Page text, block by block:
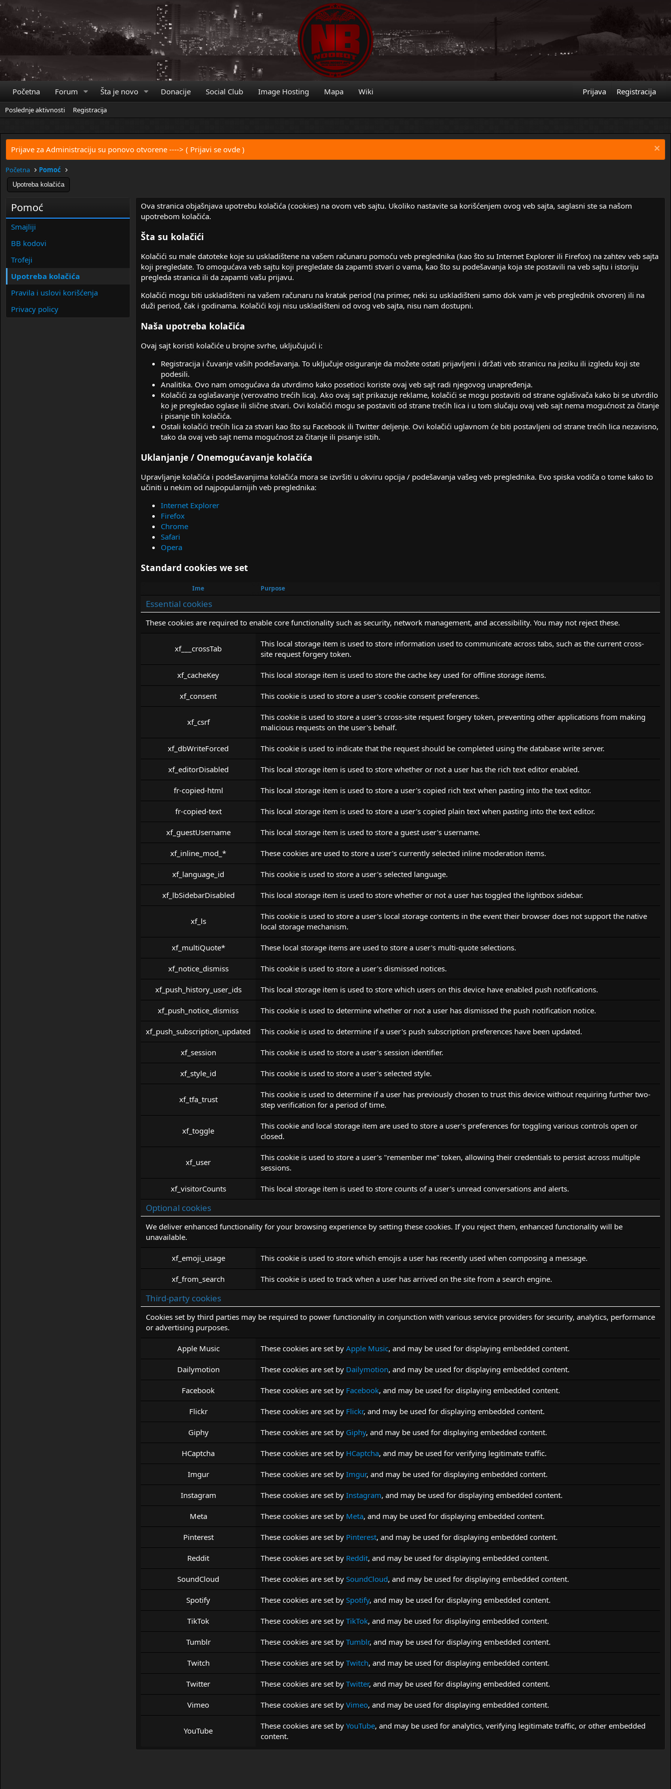
Početna Forum Šta je novo Donacije Social Club Image Hosting Mapa Wiki Prijava Registracija
Poslednje aktivnosti Registracija
Prijave za Administraciju su ponovo otvorene ----> ( Prijavi se ovde )
Početna Pomoć
Upotreba kolačića
Pomoć
Smajliji
BB kodovi
Trofeji
Upotreba kolačića
Pravila i uslovi korišćenja
Privacy policy
Ova stranica objašnjava upotrebu kolačića (cookies) na ovom veb sajtu. Ukoliko nastavite sa korišćenjem ovog veb sajta, saglasni ste sa našom
upotrebom kolačića.
Šta su kolačići
Kolačići su male datoteke koje su uskladištene na vašem računaru pomoću veb preglednika (kao što su Internet Explorer ili Firefox) na zahtev veb sajta
koji pregledate. To omogućava veb sajtu koji pregledate da zapamti stvari o vama, kao što su podešavanja koja ste postavili na veb sajtu i istoriju
pregleda stranica ili da zapamti vašu prijavu.
Kolačići mogu biti uskladišteni na vašem računaru na kratak period (na primer, neki su uskladišteni samo dok vam je veb preglednik otvoren) ili na
duži period, čak i godinama. Kolačići koji nisu uskladišteni od ovog veb sajta, nisu nam dostupni.
Naša upotreba kolačića
Ovaj sajt koristi kolačiće u brojne svrhe, uklјučujući i:
Registracija i čuvanje vaših podešavanja. To uklјučuje osiguranje da možete ostati prijavlјeni i držati veb stranicu na jeziku ili izgledu koji ste
podesili.
Analitika. Ovo nam omogućava da utvrdimo kako posetioci koriste ovaj veb sajt radi njegovog unapređenja.
Kolačići za oglašavanje (verovatno trećih lica). Ako ovaj sajt prikazuje reklame, kolačići se mogu postaviti od strane oglašivača kako bi se utvrdilo
ko je pregledao oglase ili slične stvari. Ovi kolačići mogu se postaviti od strane trećih lica i u tom slučaju ovaj veb sajt nema mogućnost za čitanje
i pisanje tih kolačića.
Ostali kolačići trećih lica za stvari kao što su Facebook ili Twitter delјenje. Ovi kolačići uglavnom će biti postavlјeni od strane trećih lica nezavisno,
tako da ovaj veb sajt nema mogućnost za čitanje ili pisanje istih.
Uklanjanje / Onemogućavanje kolačića
Upravlјanje kolačića i podešavanjima kolačića mora se izvršiti u okviru opcija / podešavanja vašeg veb preglednika. Evo spiska vodiča o tome kako to
učiniti u nekim od najpopularnijih veb preglednika:
Internet Explorer
Firefox
Chrome
Safari
Opera
Standard cookies we set
Ime Purpose
Essential cookies
These cookies are required to enable core functionality such as security, network management, and accessibility. You may not reject these.
xf___crossTab
This local storage item is used to store information used to communicate across tabs, such as the current cross-
site request forgery token.
xf_cacheKey This local storage item is used to store the cache key used for offline storage items.
xf_consent This cookie is used to store a user's cookie consent preferences.
xf_csrf
This cookie is used to store a user's cross-site request forgery token, preventing other applications from making
malicious requests on the user's behalf.
xf_dbWriteForced This cookie is used to indicate that the request should be completed using the database write server.
xf_editorDisabled This local storage item is used to store whether or not a user has the rich text editor enabled.
fr-copied-html This local storage item is used to store a user's copied rich text when pasting into the text editor.
fr-copied-text This local storage item is used to store a user's copied plain text when pasting into the text editor.
xf_guestUsername This local storage item is used to store a guest user's username.
xf_inline_mod_* These cookies are used to store a user's currently selected inline moderation items.
xf_language_id This cookie is used to store a user's selected language.
xf_lbSidebarDisabled This local storage item is used to store whether or not a user has toggled the lightbox sidebar.
xf_ls
This cookie is used to store a user's local storage contents in the event their browser does not support the native
local storage mechanism.
xf_multiQuote* These local storage items are used to store a user's multi-quote selections.
xf_notice_dismiss This cookie is used to store a user's dismissed notices.
xf_push_history_user_ids This local storage item is used to store which users on this device have enabled push notifications.
xf_push_notice_dismiss This cookie is used to determine whether or not a user has dismissed the push notification notice.
xf_push_subscription_updated This cookie is used to determine if a user's push subscription preferences have been updated.
xf_session This cookie is used to store a user's session identifier.
xf_style_id This cookie is used to store a user's selected style.
xf_tfa_trust
This cookie is used to determine if a user has previously chosen to trust this device without requiring further two-
step verification for a period of time.
xf_toggle
This cookie and local storage item are used to store a user's preferences for toggling various controls open or
closed.
xf_user
This cookie is used to store a user's "remember me" token, allowing their credentials to persist across multiple
sessions.
xf_visitorCounts This local storage item is used to store counts of a user's unread conversations and alerts.
Optional cookies
We deliver enhanced functionality for your browsing experience by setting these cookies. If you reject them, enhanced functionality will be
unavailable.
xf_emoji_usage This cookie is used to store which emojis a user has recently used when composing a message.
xf_from_search This cookie is used to track when a user has arrived on the site from a search engine.
Third-party cookies
Cookies set by third parties may be required to power functionality in conjunction with various service providers for security, analytics, performance
or advertising purposes.
Apple Music These cookies are set by Apple Music, and may be used for displaying embedded content.
Dailymotion These cookies are set by Dailymotion, and may be used for displaying embedded content.
Facebook These cookies are set by Facebook, and may be used for displaying embedded content.
Flickr These cookies are set by Flickr, and may be used for displaying embedded content.
Giphy These cookies are set by Giphy, and may be used for displaying embedded content.
HCaptcha These cookies are set by HCaptcha, and may be used for verifying legitimate traffic.
Imgur These cookies are set by Imgur, and may be used for displaying embedded content.
Instagram These cookies are set by Instagram, and may be used for displaying embedded content.
Meta These cookies are set by Meta, and may be used for displaying embedded content.
Pinterest These cookies are set by Pinterest, and may be used for displaying embedded content.
Reddit These cookies are set by Reddit, and may be used for displaying embedded content.
SoundCloud These cookies are set by SoundCloud, and may be used for displaying embedded content.
Spotify These cookies are set by Spotify, and may be used for displaying embedded content.
TikTok These cookies are set by TikTok, and may be used for displaying embedded content.
Tumblr These cookies are set by Tumblr, and may be used for displaying embedded content.
Twitch These cookies are set by Twitch, and may be used for displaying embedded content.
Twitter These cookies are set by Twitter, and may be used for displaying embedded content.
Vimeo These cookies are set by Vimeo, and may be used for displaying embedded content.
YouTube These cookies are set by YouTube, and may be used for analytics, verifying legitimate traffic, or other embedded
content.